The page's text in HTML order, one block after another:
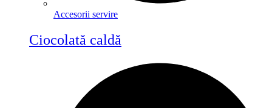
Accesorii servire
Ciocolată caldă